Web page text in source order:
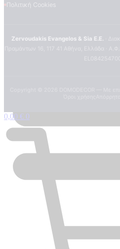
Πολιτική Cookies
Zervoudakis Evangelos & Sia E.E.
0,00 € 0